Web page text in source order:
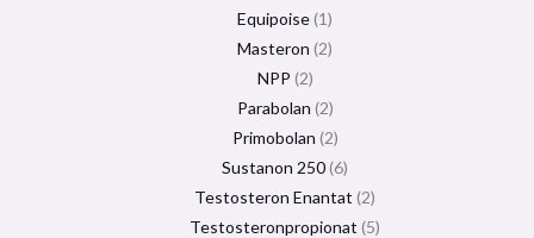
Equipoise 1
Masteron 2
NPP 2
Parabolan 2
Primobolan 2
Sustanon 250 6
Testosteron Enantat 2
Testosteronpropionat 5